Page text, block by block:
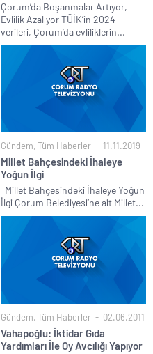
Çorum’da Boşanmalar Artıyor,
Evlilik Azalıyor TÜİK’in 2024
verileri, Çorum’da evliliklerin...
Gündem, Tüm Haberler 11.11.2019
Millet Bahçesindeki İhaleye
Yoğun İlgi
Millet Bahçesindeki İhaleye Yoğun
İlgi Çorum Belediyesi’ne ait Millet...
Gündem, Tüm Haberler 02.06.2011
Vahapoğlu: İktidar Gıda
Yardımları İle Oy Avcılığı Yapıyor